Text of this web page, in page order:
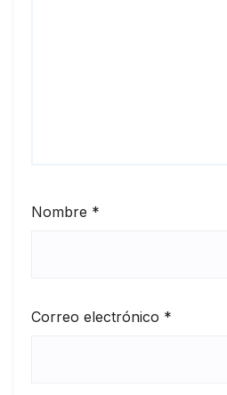
Nombre *
Correo electrónico *